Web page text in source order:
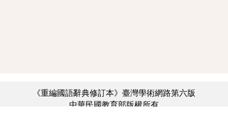
《重編國語辭典修訂本》臺灣學術網路第六版
中華民國教育部版權所有